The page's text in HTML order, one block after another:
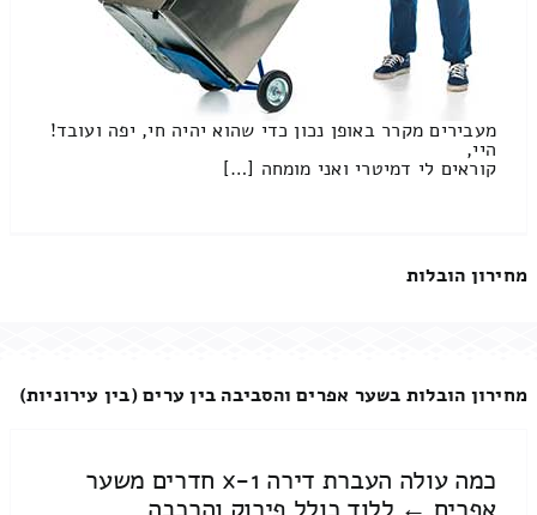
מעבירים מקרר באופן נכון כדי שהוא יהיה חי, יפה ועובד!
היי,
קוראים לי דמיטרי ואני מומחה […]
מחירון הובלות
מחירון הובלות בשער אפרים והסביבה בין ערים (בין עירוניות)
כמה עולה העברת דירה 1-x חדרים משער